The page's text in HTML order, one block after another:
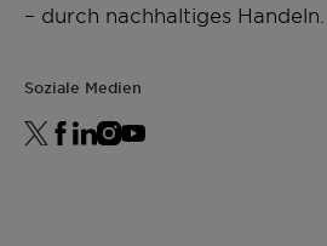
– durch nachhaltiges Handeln.
Soziale Medien